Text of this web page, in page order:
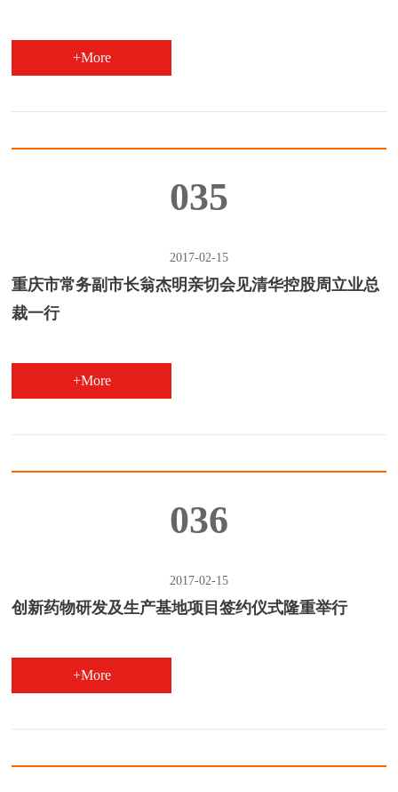
+More
035
2017-02-15
重庆市常务副市长翁杰明亲切会见清华控股周立业总
裁一行
+More
036
2017-02-15
创新药物研发及生产基地项目签约仪式隆重举行
+More